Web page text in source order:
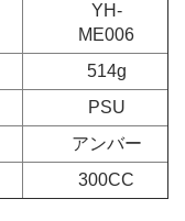
YH-
ME006
514g
PSU
アンバー
300CC